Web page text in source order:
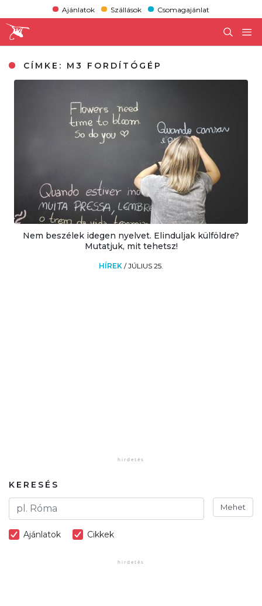
Ajánlatok Szállások Csomagajánlat
CÍMKE: M3 FORDÍTÓGÉP
Nem beszélek idegen nyelvet. Elinduljak külföldre?
Mutatjuk, mit tehetsz!
HÍREK /JÚLIUS 25.
KERESÉS
Mehet
Ajánlatok Cikkek